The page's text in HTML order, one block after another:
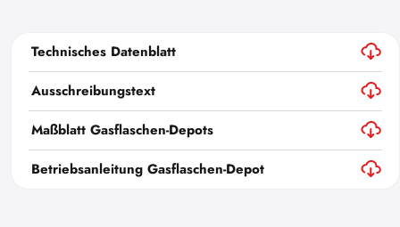
Technisches Datenblatt
Ausschreibungstext
Maßblatt Gasflaschen-Depots
Betriebsanleitung Gasflaschen-Depot